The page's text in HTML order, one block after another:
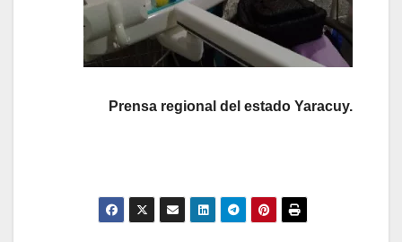
Prensa regional del estado Yaracuy.